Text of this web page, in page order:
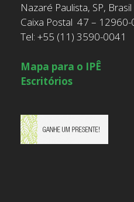
Nazaré Paulista, SP, Brasil
Caixa Postal 47 –
Tel: +55 (11) 3590-0041
Mapa para o IPÊ
Escritórios